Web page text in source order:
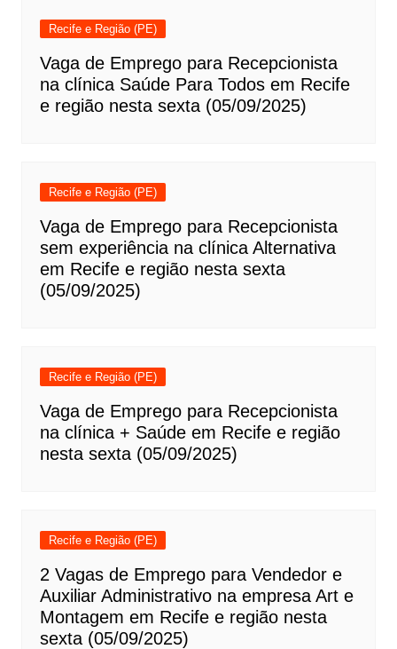
Recife e Região (PE)
Vaga de Emprego para Recepcionista
na clínica Saúde Para Todos em Recife
e região nesta sexta (05/09/2025)
Recife e Região (PE)
Vaga de Emprego para Recepcionista
sem experiência na clínica Alternativa
em Recife e região nesta sexta
(05/09/2025)
Recife e Região (PE)
Vaga de Emprego para Recepcionista
na clínica + Saúde em Recife e região
nesta sexta (05/09/2025)
Recife e Região (PE)
2 Vagas de Emprego para Vendedor e
Auxiliar Administrativo na empresa Art e
Montagem em Recife e região nesta
sexta (05/09/2025)